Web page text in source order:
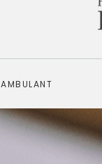
AMBULANT